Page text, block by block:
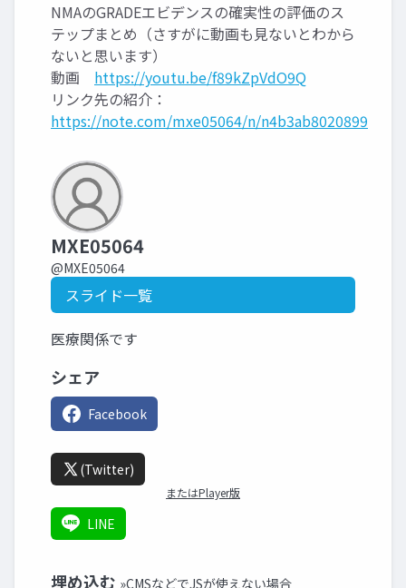
NMAのGRADEエビデンスの確実性の評価のス
テップまとめ（さすがに動画も見ないとわから
ないと思います）
動画 https://youtu.be/f89kZpVdO9Q
リンク先の紹介：
https://note.com/mxe05064/n/n4b3ab8020899
MXE05064
@MXE05064
スライド一覧
医療関係です
シェア
Facebook
(Twitter)
またはPlayer版
LINE
埋め込む »CMSなどでJSが使えない場合